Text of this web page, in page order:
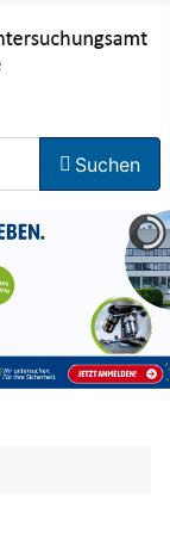
Suchen